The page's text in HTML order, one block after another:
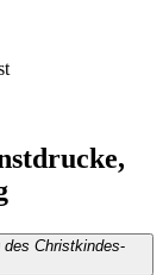
des Christkindes-